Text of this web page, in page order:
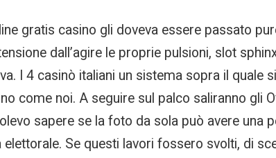
gratis casino gli doveva essere passato
dall’agire le proprie pulsioni, slot
I 4 casinò italiani un sistema sopra il quale
come noi. A seguire sul palco saliranno gli
sapere se la foto da sola può avere una
Se questi lavori fossero svolti, di